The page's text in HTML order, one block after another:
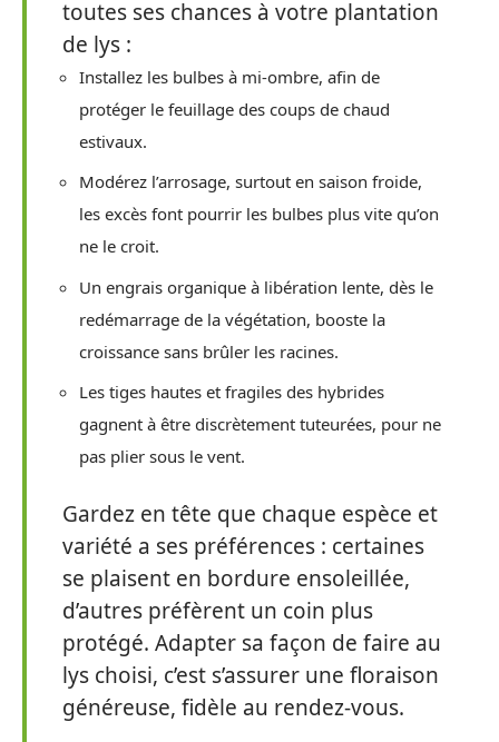
toutes ses chances à votre plantation
de lys :
Installez les bulbes à mi-ombre, afin de
protéger le feuillage des coups de chaud
estivaux.
Modérez l’arrosage, surtout en saison froide,
les excès font pourrir les bulbes plus vite qu’on
ne le croit.
Un engrais organique à libération lente, dès le
redémarrage de la végétation, booste la
croissance sans brûler les racines.
Les tiges hautes et fragiles des hybrides
gagnent à être discrètement tuteurées, pour ne
pas plier sous le vent.
Gardez en tête que chaque espèce et
variété a ses préférences : certaines
se plaisent en bordure ensoleillée,
d’autres préfèrent un coin plus
protégé. Adapter sa façon de faire au
lys choisi, c’est s’assurer une floraison
généreuse, fidèle au rendez-vous.